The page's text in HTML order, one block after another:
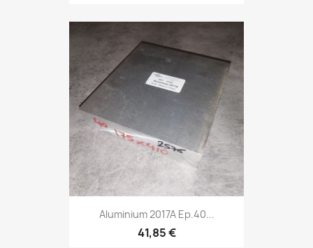
Aluminium 2017A Ep.40...
41,85 €